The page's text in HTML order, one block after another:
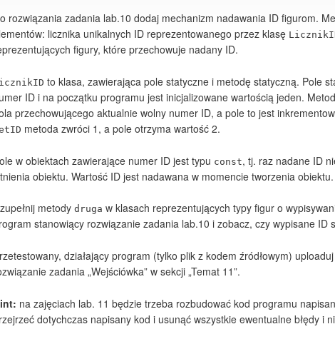
rozwiązania zadania lab.10 dodaj mechanizm nadawania ID figurom.
licznika unikalnych ID reprezentowanego przez klasę
figury, które przechowuje nadany ID.
to klasa, zawierająca pole statyczne i metodę statyczną. Pole
ID i na początku programu jest inicjalizowane wartością jeden.
przechowującego aktualnie wolny numer ID, a pole to jest
metoda zwróci 1, a pole otrzyma wartość 2.
w obiektach zawierające numer ID jest typu const, tj. raz nadane ID
obiektu. Wartość ID jest nadawana w momencie tworzenia obiektu.
metodydruga w klasach reprezentujących typy figur o
stanowiący rozwiązanie zadania lab.10 i zobacz, czy wypisane ID
działający program (tylko plik z kodem źródłowym)
zadania „Wejściówka” w sekcji „Temat 11”.
na zajęciach lab. 11 będzie trzeba rozbudować kod programu
dotychczas napisany kod i usunąć wszystkie ewentualne błędy i